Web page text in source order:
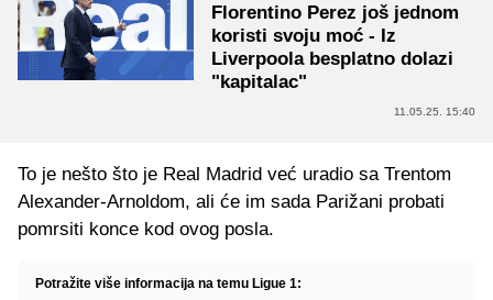
Florentino Perez još jednom
koristi svoju moć - Iz
Liverpoola besplatno dolazi
"kapitalac"
11.05.25. 15:40
To je nešto što je Real Madrid već uradio sa Trentom
Alexander-Arnoldom, ali će im sada Parižani probati
pomrsiti konce kod ovog posla.
Potražite više informacija na temu Ligue 1: